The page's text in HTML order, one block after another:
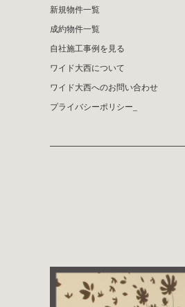
新規物件一覧
成約物件一覧
自社施工事例を見る
ワイド大西について
ワイド大西へのお問い合わせ
プライバシーポリシー_